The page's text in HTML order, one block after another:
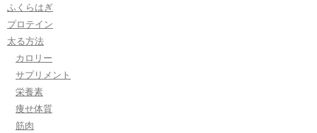
ふくらはぎ
プロテイン
太る方法
カロリー
サプリメント
栄養素
痩せ体質
筋肉